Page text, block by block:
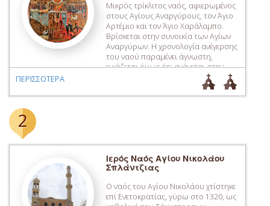
Μικρός τρίκλιτος ναός, αφιερωμένος
στους Αγίους Αναργύρους, τον Άγιο
Αρτέμιο και τον Άγιο Χαράλαμπο.
Βρίσκεται στην συνοικία των Αγίων
Αναργύρων. Η χρονολογία ανέγερσης
του ναού παραμένει άγνωστη,
εικάζεται όμως ότι ανάγεται στην
περίοδο της Ενετοκρατίας (13ος
αιώνας). Επί Τουρκοκρατίας
λειτούργησε ως καθεδρικός ναός της
ΠΕΡΙΣΣΟΤΕΡΑ
2
Ιερός Ναός Αγίου Νικολάου
Σπλάντζιας
Ο ναός του Αγίου Νικολάου χτίστηκε
επί Ενετοκρατίας, γύρω στο 1320, ως